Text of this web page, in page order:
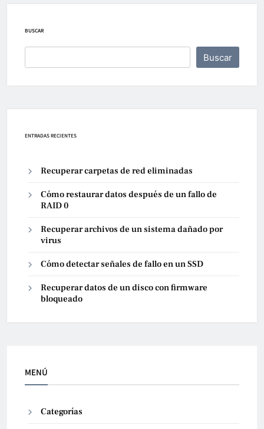
BUSCAR
Buscar
ENTRADAS RECIENTES
Recuperar carpetas de red eliminadas
Cómo restaurar datos después de un fallo de
RAID 0
Recuperar archivos de un sistema dañado por
virus
Cómo detectar señales de fallo en un SSD
Recuperar datos de un disco con firmware
bloqueado
MENÚ
Categorías